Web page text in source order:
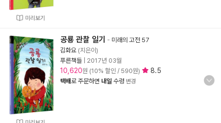
미리보기
공룡 관찰 일기 - 미래의 고전 57
김화요 (지은이)
푸른책들
2017년 03월
10,620원 (10% 할인 / 590원) 8.5
택배로 주문하면 내일 수령 변경